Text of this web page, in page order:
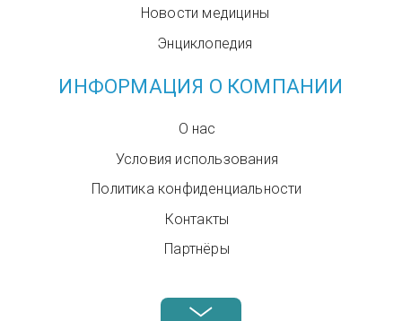
Новости медицины
Энциклопедия
ИНФОРМАЦИЯ О КОМПАНИИ
О нас
Условия использования
Политика конфиденциальности
Контакты
Партнёры